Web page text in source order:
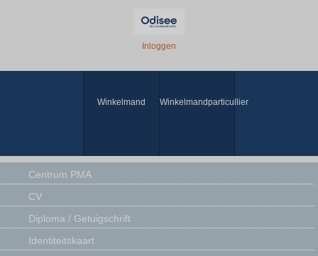
Inloggen
Winkelmand Winkelmandparticullier
Centrum PMA
CV
Diploma / Getuigschrift
Identiteitskaart